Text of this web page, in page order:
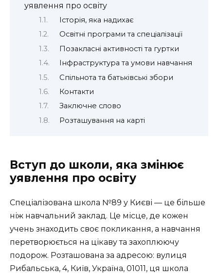
уявлення про освіту
Історія, яка надихає
Освітні програми та спеціалізації
Позакласні активності та гуртки
Інфраструктура та умови навчання
Спільнота та батьківські збори
Контакти
Заключне слово
Розташування на карті
Вступ до школи, яка змінює
уявлення про освіту
Спеціалізована школа №89 у Києві — це більше
ніж навчальний заклад. Це місце, де кожен
учень знаходить своє покликання, а навчання
перетворюється на цікаву та захоплюючу
подорож. Розташована за адресою: вулиця
Рибальська, 4, Київ, Україна, 01011, ця школа